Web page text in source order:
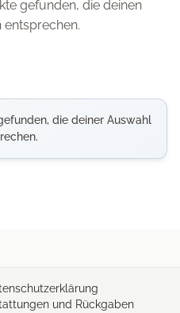
gefunden, die deinen
entsprechen.
die deiner Auswahl
und Rückgaben